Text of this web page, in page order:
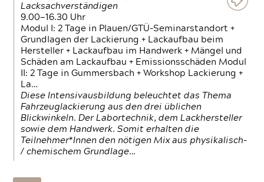
Lacksachverständigen
9.00—16.30 Uhr
Modul I: 2 Tage in Plauen/GTÜ-Seminarstandort +
Grundlagen der Lackierung + Lackaufbau beim
Hersteller + Lackaufbau im Handwerk + Mängel und
Schäden am Lackaufbau + Emissionsschäden Modul
II: 2 Tage in Gummersbach + Workshop Lackierung +
La…
Diese Intensivausbildung beleuchtet das Thema
Fahrzeuglackierung aus den drei üblichen
Blickwinkeln. Der Labortechnik, dem Lackhersteller
sowie dem Handwerk. Somit erhalten die
Teilnehmer*Innen den nötigen Mix aus physikalisch-
/ chemischem Grundlage…